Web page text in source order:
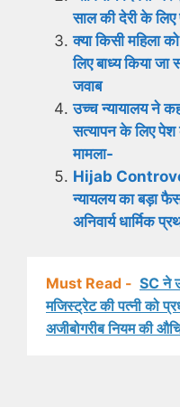
साल की देरी के लिए
क्या किसी महिला
लिए बाध्य किया
जवाब
उच्च न्यायालय ने
सत्यापन के लिए
मामला-
Hijab
न्यायलय का बड़ा
अनिवार्य धार्मिक
Must Read - SC ने
मजिस्ट्रेट की पत्नी को
अजीबोगरीब नियम की